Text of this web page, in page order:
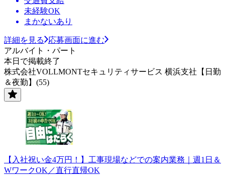
未経験OK
まかないあり
詳細を見る
応募画面に進む
アルバイト・パート
本日で掲載終了
株式会社VOLLMONTセキュリティサービス 横浜支社【日勤
＆夜勤】(55)
【入社祝い金4万円！】工事現場などでの案内業務｜週1日＆
WワークOK／直行直帰OK